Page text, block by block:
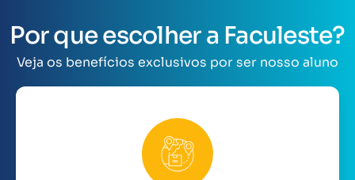
Por que escolher a Faculeste?
Veja os benefícios exclusivos por ser nosso aluno